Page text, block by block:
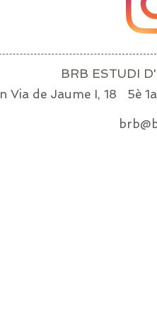
BRB ESTUDI
Via de Jaume I, 18